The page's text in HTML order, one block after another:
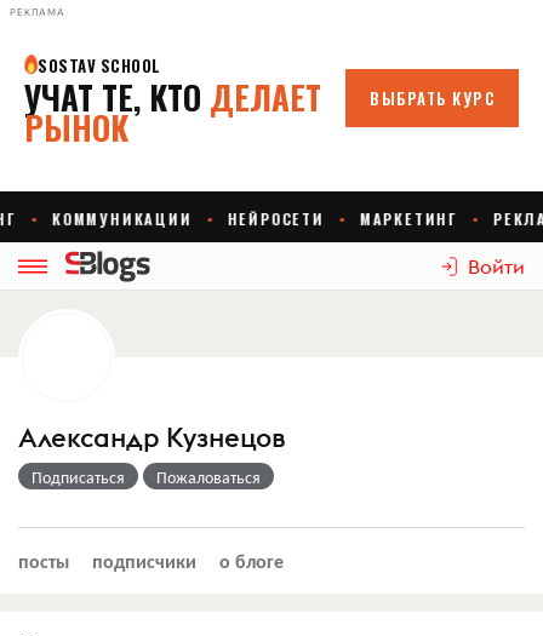
РЕКЛАМА
Войти
Александр Кузнецов
Подписаться Пожаловаться
посты подписчики о блоге